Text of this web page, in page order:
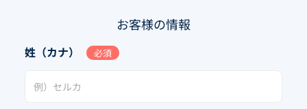
お客様の情報
姓（カナ） 必須